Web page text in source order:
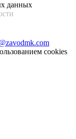
данных
cookies